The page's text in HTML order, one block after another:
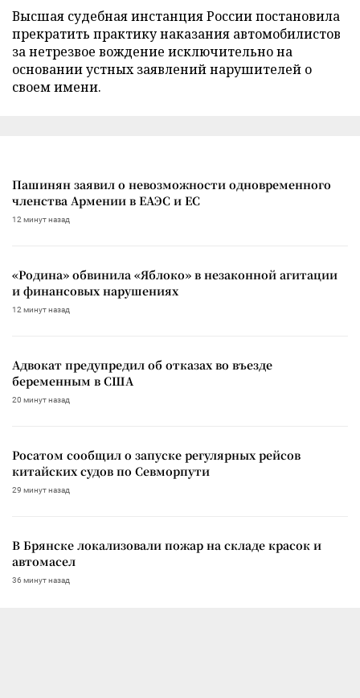
Высшая судебная инстанция России постановила
прекратить практику наказания автомобилистов
за нетрезвое вождение исключительно на
основании устных заявлений нарушителей о
своем имени.
Пашинян заявил о невозможности одновременного
членства Армении в ЕАЭС и ЕС
12 минут назад
«Родина» обвинила «Яблоко» в незаконной агитации
и финансовых нарушениях
12 минут назад
Адвокат предупредил об отказах во въезде
беременным в США
20 минут назад
Росатом сообщил о запуске регулярных рейсов
китайских судов по Севморпути
29 минут назад
В Брянске локализовали пожар на складе красок и
автомасел
36 минут назад